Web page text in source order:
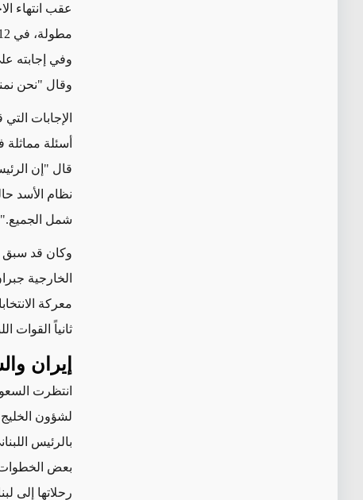
عقب انتهاء
وفي إجابته
وقال "نحن
الإجابات
قال "إن
نظام الأسد
شمل الجميع."
وكان قد سبق
معركة
ثانياً القوات
إيران
انتظرت
لشؤون
بالرئيس
بعض الخطوات
رحلاتها إلى